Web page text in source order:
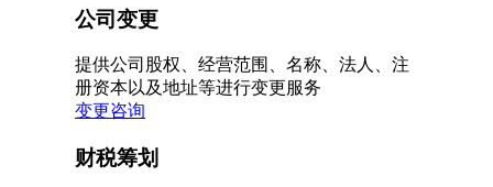
公司变更
提供公司股权、经营范围、名称、法人、注
册资本以及地址等进行变更服务
变更咨询
财税筹划